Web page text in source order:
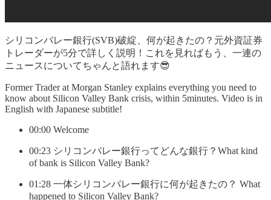
シリコンバレー銀行(SVB)破綻、何が起きたの？元外資証券
トレーダーが5分で詳しく説明！これを見ればもう、一連の
ニュースについてちゃんと語れます😎
Former Trader at Morgan Stanley explains everything you need to
know about Silicon Valley Bank crisis, within 5minutes. Video is in
English with Japanese subtitle!
00:00 Welcome
00:23 シリコンバレー銀行ってどんな銀行？What kind
of bank is Silicon Valley Bank?
01:28 一体シリコンバレー銀行に何が起きたの？ What
happened to Silicon Valley Bank?